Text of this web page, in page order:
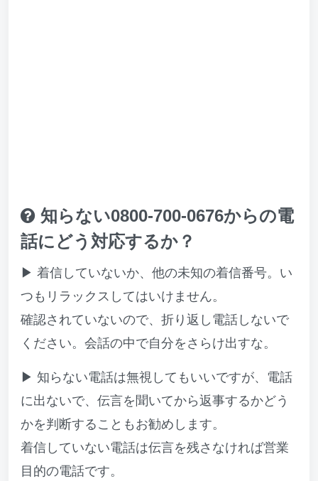
知らない0800-700-0676からの電
話にどう対応するか？
▶ 着信していないか、他の未知の着信番号。い
つもリラックスしてはいけません。
確認されていないので、折り返し電話しないで
ください。会話の中で自分をさらけ出すな。
▶ 知らない電話は無視してもいいですが、電話
に出ないで、伝言を聞いてから返事するかどう
かを判断することもお勧めします。
着信していない電話は伝言を残さなければ営業
目的の電話です。